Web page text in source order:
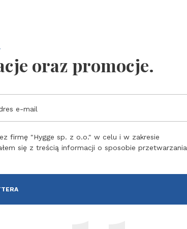
oraz promocje.
e-mail
firmę "Hygge sp. z o.o." w celu i w zakresie
się z treścią informacji o sposobie przetwarzania